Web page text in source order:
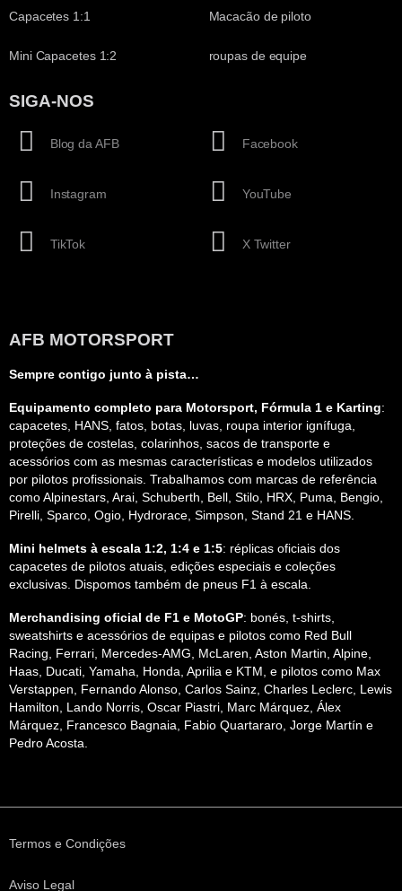
Capacetes 1:1
Mini Capacetes 1:2
Macacão de piloto
roupas de equipe
SIGA-NOS
Blog da AFB
Instagram
TikTok
Facebook
YouTube
X Twitter
AFB MOTORSPORT
Sempre contigo junto à pista…
Equipamento completo para Motorsport, Fórmula 1 e Karting:
capacetes, HANS, fatos, botas, luvas, roupa interior ignífuga,
proteções de costelas, colarinhos, sacos de transporte e
acessórios com as mesmas características e modelos utilizados
por pilotos profissionais. Trabalhamos com marcas de referência
como Alpinestars, Arai, Schuberth, Bell, Stilo, HRX, Puma, Bengio,
Pirelli, Sparco, Ogio, Hydrorace, Simpson, Stand 21 e HANS.
Mini helmets à escala 1:2, 1:4 e 1:5: réplicas oficiais dos
capacetes de pilotos atuais, edições especiais e coleções
exclusivas. Dispomos também de pneus F1 à escala.
Merchandising oficial de F1 e MotoGP: bonés, t-shirts,
sweatshirts e acessórios de equipas e pilotos como Red Bull
Racing, Ferrari, Mercedes-AMG, McLaren, Aston Martin, Alpine,
Haas, Ducati, Yamaha, Honda, Aprilia e KTM, e pilotos como Max
Verstappen, Fernando Alonso, Carlos Sainz, Charles Leclerc, Lewis
Hamilton, Lando Norris, Oscar Piastri, Marc Márquez, Álex
Márquez, Francesco Bagnaia, Fabio Quartararo, Jorge Martín e
Pedro Acosta.
Termos e Condições
Aviso Legal